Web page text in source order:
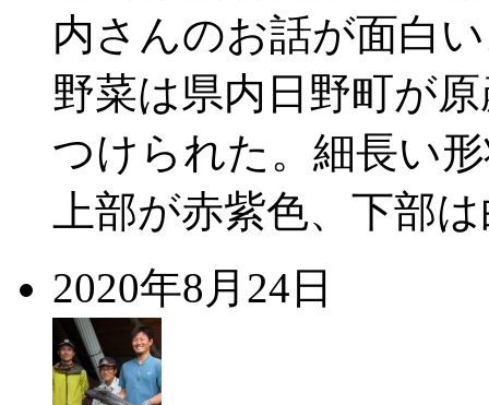
内さんのお話が面白
野菜は県内日野町が
つけられた。細長い
上部が赤紫色、下部
2020年8月24日